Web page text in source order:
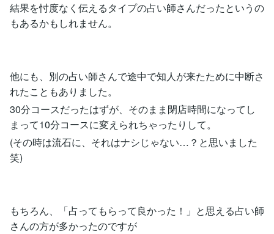
結果を忖度なく伝えるタイプの占い師さんだったというの
もあるかもしれません。
他にも、別の占い師さんで途中で知人が来たために中断さ
れたこともありました。
30分コースだったはずが、そのまま閉店時間になってし
まって10分コースに変えられちゃったりして。
(その時は流石に、それはナシじゃない…？と思いました
笑)
もちろん、「占ってもらって良かった！」と思える占い師
さんの方が多かったのですが